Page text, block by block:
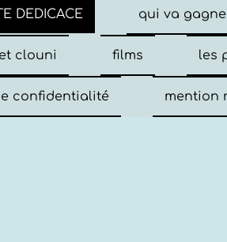
DEDICACE qui va
clouni films les
confidentialité mention